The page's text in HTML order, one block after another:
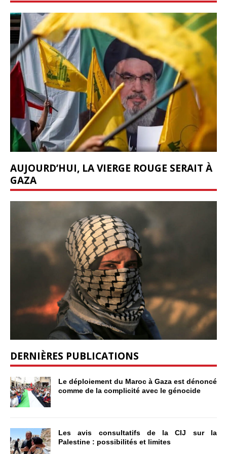
AUJOURD’HUI, LA VIERGE ROUGE SERAIT À
GAZA
DERNIÈRES PUBLICATIONS
Le déploiement du Maroc à Gaza est dénoncé
comme de la complicité avec le génocide
Les avis consultatifs de la CIJ sur la
Palestine : possibilités et limites